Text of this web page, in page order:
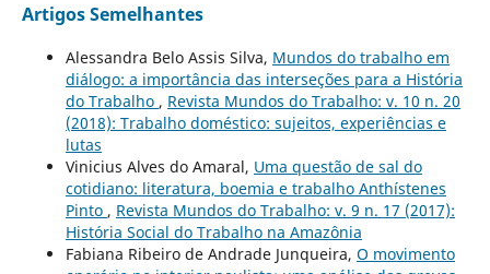
Artigos Semelhantes
Alessandra Belo Assis Silva, Mundos do trabalho em
diálogo: a importância das interseções para a História
do Trabalho , Revista Mundos do Trabalho: v. 10 n. 20
(2018): Trabalho doméstico: sujeitos, experiências e
lutas
Vinicius Alves do Amaral, Uma questão de sal do
cotidiano: literatura, boemia e trabalho Anthístenes
Pinto , Revista Mundos do Trabalho: v. 9 n. 17 (2017):
História Social do Trabalho na Amazônia
Fabiana Ribeiro de Andrade Junqueira, O movimento